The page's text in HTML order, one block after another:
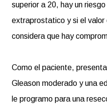
superior a 20, hay un
extraprostatico y si el valor
considera que hay
Como el paciente,
Gleason moderado y una
le programo para una